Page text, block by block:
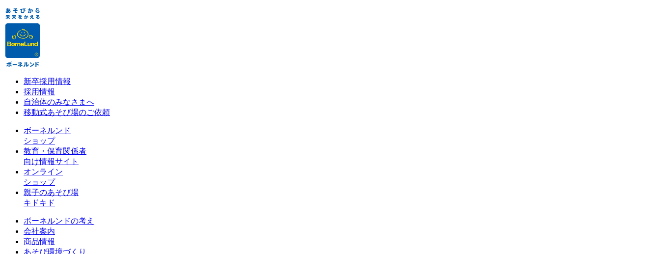
新卒採用情報
採用情報
自治体のみなさまへ
移動式あそび場のご依頼
ボーネルンド
ショップ
教育・保育関係者
向け情報サイト
オンライン
ショップ
親子のあそび場
キドキド
ボーネルンドの考え
会社案内
商品情報
あそび環境づくり